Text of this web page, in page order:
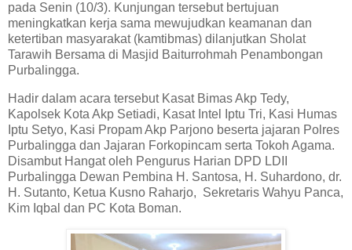
pada Senin (10/3). Kunjungan tersebut bertujuan
meningkatkan kerja sama mewujudkan keamanan dan
ketertiban masyarakat (kamtibmas) dilanjutkan Sholat
Tarawih Bersama di Masjid Baiturrohmah Penambongan
Purbalingga.
Hadir dalam acara tersebut Kasat Bimas Akp Tedy,
Kapolsek Kota Akp Setiadi, Kasat Intel Iptu Tri, Kasi Humas
Iptu Setyo, Kasi Propam Akp Parjono beserta jajaran Polres
Purbalingga dan Jajaran Forkopincam serta Tokoh Agama.
Disambut Hangat oleh Pengurus Harian DPD LDII
Purbalingga Dewan Pembina H. Santosa, H. Suhardono, dr.
H. Sutanto, Ketua Kusno Raharjo, Sekretaris Wahyu Panca,
Kim Iqbal dan PC Kota Boman.